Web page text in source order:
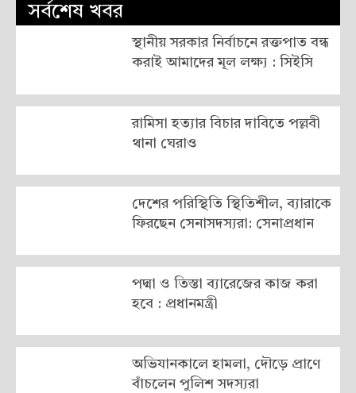
সর্বশেষ খবর
স্থানীয় সরকার নির্বাচনে রক্তপাত বন্ধ
করাই আমাদের মূল লক্ষ্য : সিইসি
রামিসা হত্যার বিচার দাবিতে পল্লবী
থানা ঘেরাও
দেশের পরিস্থিতি স্থিতিশীল, ব্যারাকে
ফিরছেন সেনাসদস্যরা: সেনাপ্রধান
পদ্মা ও তিস্তা ব্যারেজের কাজ করা
হবে : প্রধানমন্ত্রী
অভিযানকালে হামলা, দৌড়ে প্রাণে
বাঁচলেন পুলিশ সদস্যরা